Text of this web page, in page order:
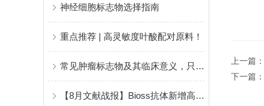
神经细胞标志物选择指南
重点推荐 | 高灵敏度叶酸配对原料！
常见肿瘤标志物及其临床意义，只看这一篇就够了！
【8月文献战报】Bioss抗体新增高分文献精彩呈现
上一篇：
下一篇：